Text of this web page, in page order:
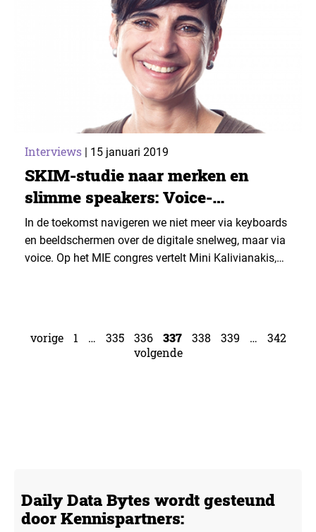
Interviews | 15 januari 2019
SKIM-studie naar merken en
slimme speakers: Voice-
verheffing
In de toekomst navigeren we niet meer via keyboards
en beeldschermen over de digitale snelweg, maar via
voice. Op het MIE congres vertelt Mini Kalivianakis,
vorige 1 … 335 336 337 338 339 …
342
volgende
Daily Data Bytes wordt gesteund
door Kennispartners: